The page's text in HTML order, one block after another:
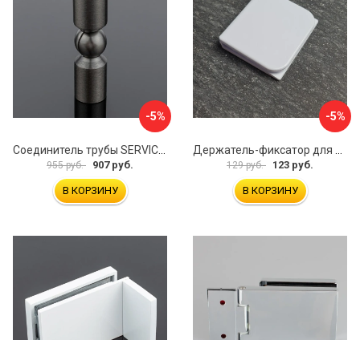
-5%
955 руб. 907 руб.
В КОРЗИНУ
-5%
129 руб. 123 руб.
В КОРЗИНУ